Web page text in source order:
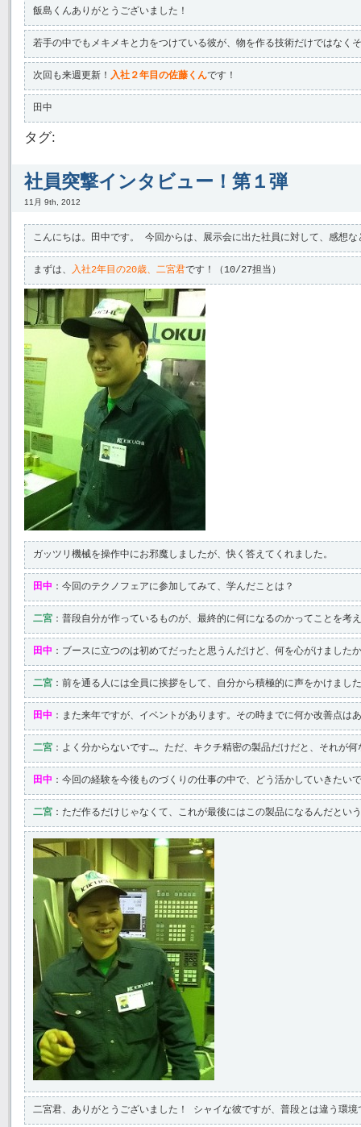
飯島くんありがとうございました！
若手の中でもメキメキと力をつけている彼が、物を作る技術だけではな
次回も来週更新！ 入社２年目の佐藤くんです！
田中
タグ:
社員突撃インタビュー！第１弾
11月 9th, 2012
こんにちは。田中です。 今回からは、展示会に出た社員に対して、感想
まずは、 入社2年目の20歳、二宮君です！（10/27担当）
ガッツリ機械を操作中にお邪魔しましたが、快く答えてくれました。
田中 ：今回のテクノフェアに参加してみて、学んだことは？
二宮 ：普段自分が作っているものが、最終的に何になるのかってことを
田中 ：ブースに立つのは初めてだったと思うんだけど、何を心がけました
二宮 ：前を通る人には全員に挨拶をして、自分から積極的に声をかけま
田中 ：また来年ですが、イベントがあります。その時までに何か改善点は
二宮 ：よく分からないです…。ただ、キクチ精密の製品だけだと、それが
田中 ：今回の経験を今後ものづくりの仕事の中で、どう活かしていきたい
二宮 ：ただ作るだけじゃなくて、これが最後にはこの製品になるんだと
二宮君、ありがとうございました！ シャイな彼ですが、普段とは違う環